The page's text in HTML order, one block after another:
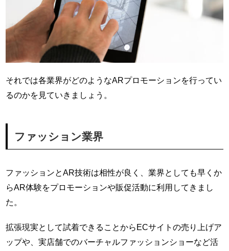
それでは各業界がどのようなARプロモーションを行ってい
るのかを見ていきましょう。
ファッション業界
ファッションとAR技術は相性が良く、業界としても早くか
らAR体験をプロモーションや販促活動に利用してきまし
た。
拡張現実として試着できることからECサイトの売り上げア
ップや、実店舗でのバーチャルファッションショーなど活